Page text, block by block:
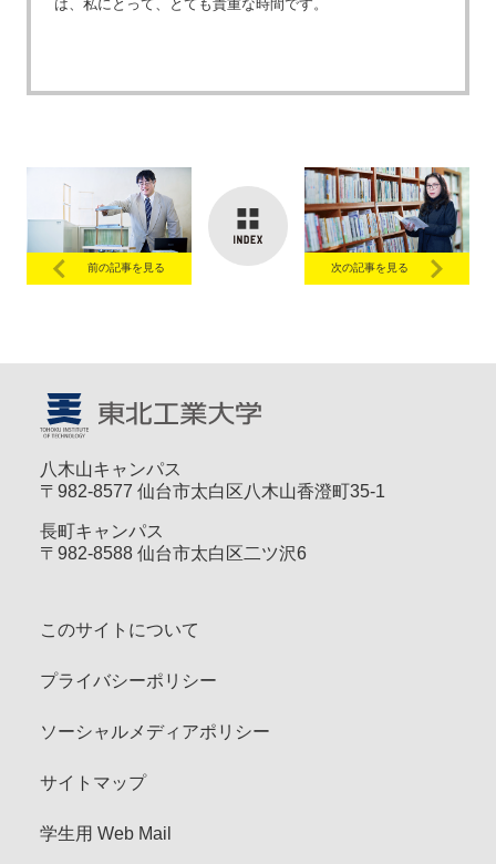
は、私にとって、とても貴重な時間です。
前の記事を見る 次の記事を見る
八木山キャンパス
〒982-8577 仙台市太白区八木山香澄町35-1
長町キャンパス
〒982-8588 仙台市太白区二ツ沢6
このサイトについて
プライバシーポリシー
ソーシャルメディアポリシー
サイトマップ
学生用 Web Mail